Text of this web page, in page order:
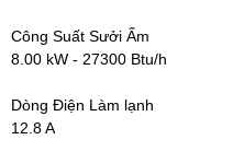
Công Suất Sưởi Ấm
8.00 kW - 27300 Btu/h
Dòng Điện Làm lạnh
12.8 A